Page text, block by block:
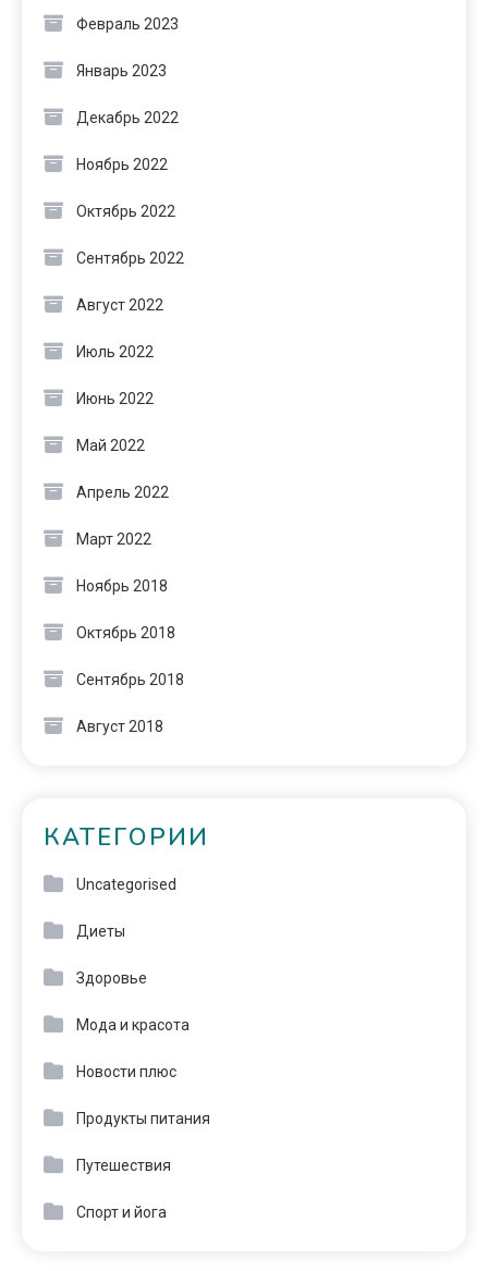
Февраль 2023
Январь 2023
Декабрь 2022
Ноябрь 2022
Октябрь 2022
Сентябрь 2022
Август 2022
Июль 2022
Июнь 2022
Май 2022
Апрель 2022
Март 2022
Ноябрь 2018
Октябрь 2018
Сентябрь 2018
Август 2018
КАТЕГОРИИ
Uncategorised
Диеты
Здоровье
Мода и красота
Новости плюс
Продукты питания
Путешествия
Спорт и йога